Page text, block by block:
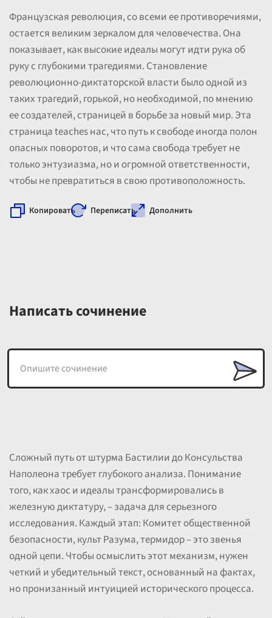
Французская революция, со всеми ее противоречиями,
остается великим зеркалом для человечества. Она
показывает, как высокие идеалы могут идти рука об
руку с глубокими трагедиями. Становление
революционно-диктаторской власти было одной из
таких трагедий, горькой, но необходимой, по мнению
ее создателей, страницей в борьбе за новый мир. Эта
страница teaches нас, что путь к свободе иногда полон
опасных поворотов, и что сама свобода требует не
только энтузиазма, но и огромной ответственности,
чтобы не превратиться в свою противоположность.
Копировать Переписать Дополнить
Написать сочинение
Сложный путь от штурма Бастилии до Консульства
Наполеона требует глубокого анализа. Понимание
того, как хаос и идеалы трансформировались в
железную диктатуру, – задача для серьезного
исследования. Каждый этап: Комитет общественной
безопасности, культ Разума, термидор – это звенья
одной цепи. Чтобы осмыслить этот механизм, нужен
четкий и убедительный текст, основанный на фактах,
но пронизанный интуицией исторического процесса.